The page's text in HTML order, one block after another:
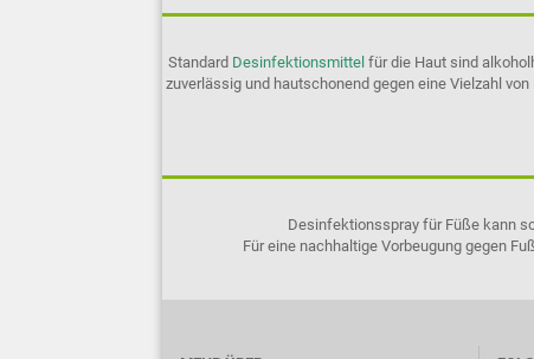
Standard Desinfektionsmittel für die Haut sind
zuverlässig und hautschonend gegen eine Vielzahl
Desinfektionsspray für Füße kann
Für eine nachhaltige Vorbeugung gegen